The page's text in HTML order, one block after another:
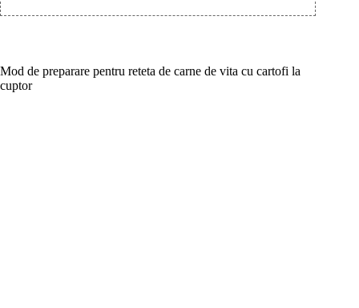
Mod de preparare pentru reteta de carne de vita cu cartofi la
cuptor